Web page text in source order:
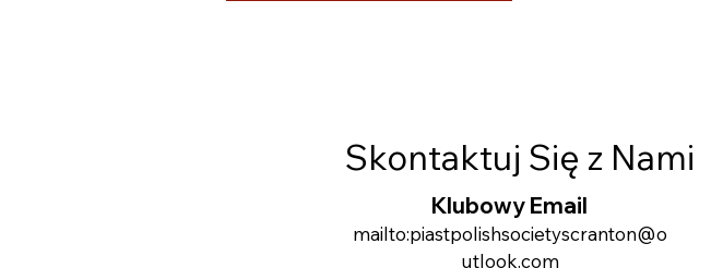
Skontaktuj Się z Nami
mailto:piastpolishsocietyscranton@o
utlook.com
Klubowy Email